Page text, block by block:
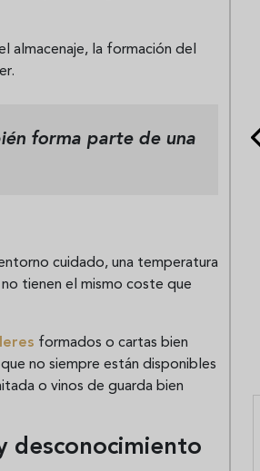
almacenaje, la formación del
forma parte de una
cuidado, una temperatura
tienen el mismo coste que
formados o cartas bien
no siempre están disponibles
o vinos de guarda bien
desconocimiento